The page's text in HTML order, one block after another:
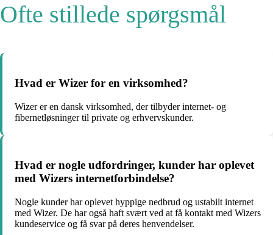
Ofte stillede spørgsmål
Hvad er Wizer for en virksomhed?
Wizer er en dansk virksomhed, der tilbyder internet- og
fibernetløsninger til private og erhvervskunder.
Hvad er nogle udfordringer, kunder har oplevet
med Wizers internetforbindelse?
Nogle kunder har oplevet hyppige nedbrud og ustabilt internet
med Wizer. De har også haft svært ved at få kontakt med Wizers
kundeservice og få svar på deres henvendelser.